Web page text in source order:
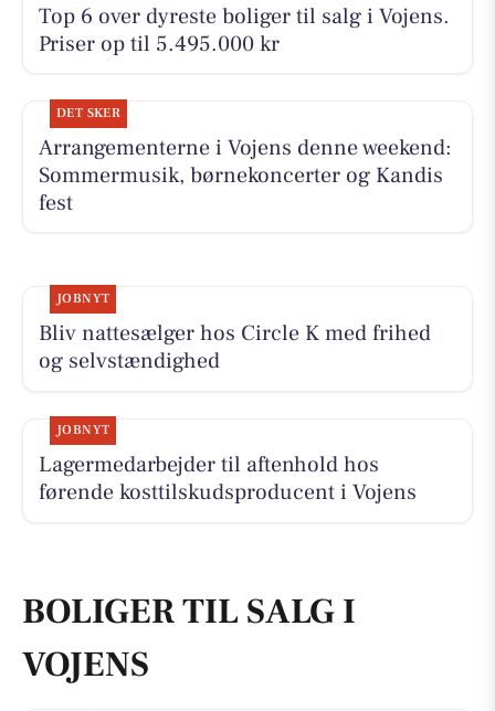
Top 6 over dyreste boliger til salg i Vojens.
Priser op til 5.495.000 kr
DET SKER
Arrangementerne i Vojens denne weekend:
Sommermusik, børnekoncerter og Kandis
fest
JOBNYT
Bliv nattesælger hos Circle K med frihed
og selvstændighed
JOBNYT
Lagermedarbejder til aftenhold hos
førende kosttilskudsproducent i Vojens
BOLIGER TIL SALG I
VOJENS